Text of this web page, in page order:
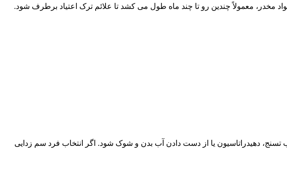
مخدر، معمولاً چندین رو تا چند ماه طول می کشد تا علائم ترک اعتیاد برطرف شود.
دهیدراتاسیون یا از دست دادن آب بدن و شوک شود. اگر انتخاب فرد سم زدایی